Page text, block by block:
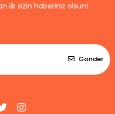
ilk sizin haberiniz olsun!
Gönder